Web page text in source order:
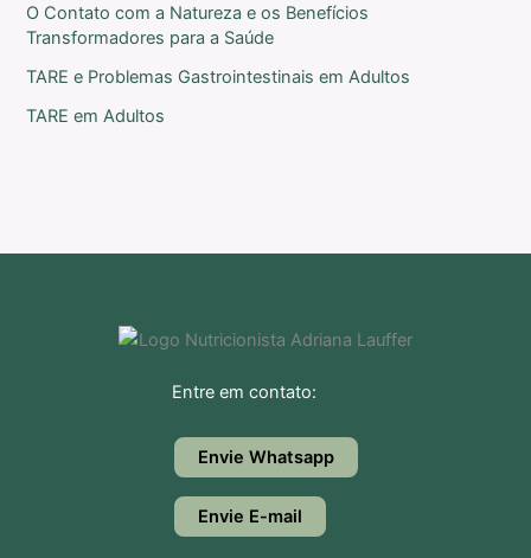
O Contato com a Natureza e os Benefícios
Transformadores para a Saúde
TARE e Problemas Gastrointestinais em Adultos
TARE em Adultos
Entre em contato:
Envie Whatsapp
Envie E-mail